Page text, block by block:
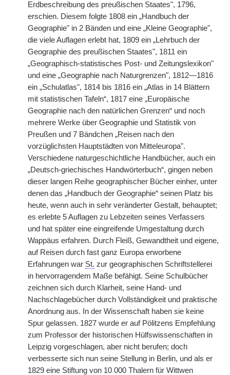
Erdbeschreibung des preußischen Staates", 1796,
erschien. Diesem folgte 1808 ein „Handbuch der
Geographie" in 2 Bänden und eine „Kleine Geographie",
die viele Auflagen erlebt hat, 1809 ein „Lehrbuch der
Geographie des preußischen Staates", 1811 ein
„Geographisch-statistisches Post- und Zeitungslexikon"
und eine „Geographie nach Naturgrenzen", 1812—1816
ein „Schulatlas", 1814 bis 1816 ein „Atlas in 14 Blättern
mit statistischen Tafeln“, 1817 eine „Europäische
Geographie nach den natürlichen Grenzen“ und noch
mehrere Werke über Geographie und Statistik von
Preußen und 7 Bändchen „Reisen nach den
vorzüglichsten Hauptstädten von Mitteleuropa".
Verschiedene naturgeschichtliche Handbücher, auch ein
„Deutsch-griechisches Handwörterbuch“, gingen neben
dieser langen Reihe geographischer Bücher einher, unter
denen das „Handbuch der Geographie“ seinen Platz bis
heute, wenn auch in sehr veränderter Gestalt, behauptet;
es erlebte 5 Auflagen zu Lebzeiten seines Verfassers
und hat später eine eingreifende Umgestaltung durch
Wappäus erfahren. Durch Fleiß, Gewandtheit und eigene,
auf Reisen durch fast ganz Europa erworbene
Erfahrungen war St. zur geographischen Schriftstellerei
in hervorragendem Maße befähigt. Seine Schulbücher
zeichnen sich durch Klarheit, seine Hand- und
Nachschlagebücher durch Vollständigkeit und praktische
Anordnung aus. In der Wissenschaft haben sie keine
Spur gelassen. 1827 wurde er auf Pölitzens Empfehlung
zum Professor der historischen Hülfswissenschaften in
Leipzig vorgeschlagen, aber nicht berufen; doch
verbesserte sich nun seine Stellung in Berlin, und als er
1829 eine Stiftung von 10 000 Thalern für Wittwen